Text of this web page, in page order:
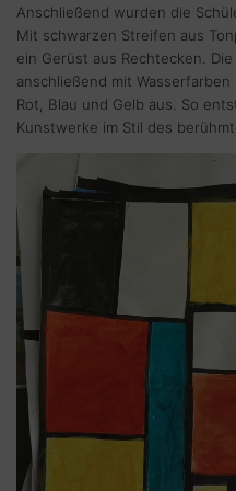
Anschließend wurden die
Mit schwarzen Streifen aus
ein Gerüst aus Rechtecken.
anschließend mit
Rot, Blau und Gelb aus. So
Kunstwerke im Stil des